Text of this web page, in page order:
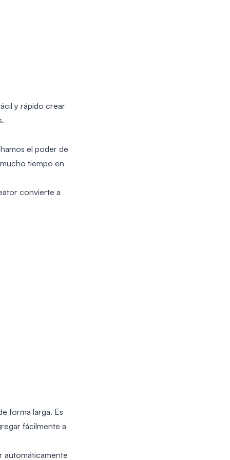
y rápido crear
el poder de
tiempo en
convierte a
forma larga. Es
fácilmente a
automáticamente